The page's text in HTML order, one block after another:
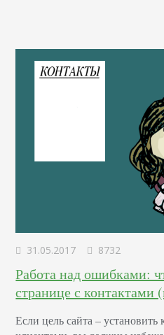
31.05.2017 8732
Работа над ошибками:
странице с контактами
Если цель сайта –